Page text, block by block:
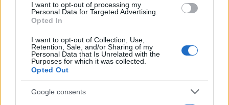
I want to opt-out of processing my
Personal Data for Targeted Advertising.
Opted In
I want to opt-out of Collection, Use,
Retention, Sale, and/or Sharing of my
Personal Data that Is Unrelated with the
Purposes for which it was collected.
Opted Out
Google consents
#trans